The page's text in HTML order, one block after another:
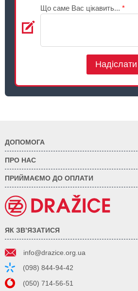
Що саме Вас цікавить... *
Надіслати
ДОПОМОГА
ПРО НАС
ПРИЙМАЄМО ДО ОПЛАТИ
ЯК ЗВ’ЯЗАТИСЯ
info@drazice.org.ua
(098) 844-94-42
(050) 714-56-51